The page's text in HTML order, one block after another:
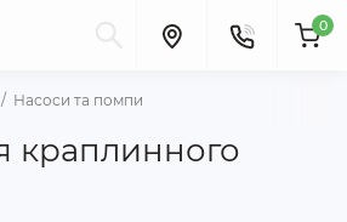
0
Насоси та помпи
краплинного